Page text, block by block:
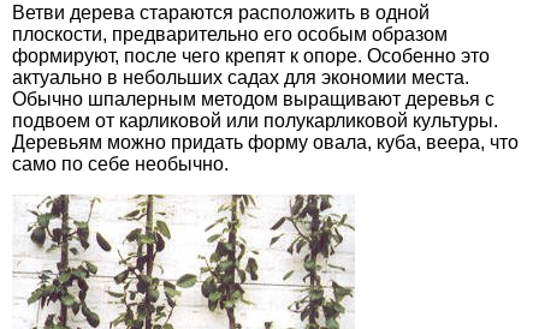
Ветви дерева стараются расположить в одной
плоскости, предварительно его особым образом
формируют, после чего крепят к опоре. Особенно это
актуально в небольших садах для экономии места.
Обычно шпалерным методом выращивают деревья с
подвоем от карликовой или полукарликовой культуры.
Деревьям можно придать форму овала, куба, веера, что
само по себе необычно.